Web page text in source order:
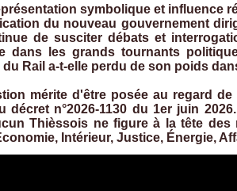
symbolique et influence
du nouveau gouvernement
de susciter débats et
dans les grands tournants
du Rail a-t-elle perdu de son poids
mérite d'être posée au regard
décret n°2026-1130 du 1er juin
Thièssois ne figure à la tête
Intérieur, Justice, Énergie,